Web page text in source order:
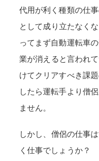
代用が利く種類の仕
として成り立たなく
ってまず自動運転車
業が消えると言われ
けてクリアすべき課
したら運転手より僧
ません。
しかし、僧侶の仕事
く仕事でしょうか？